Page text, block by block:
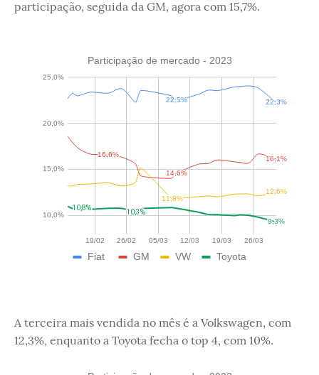
participação, seguida da GM, agora com 15,7%.
A terceira mais vendida no mês é a Volkswagen, com
12,3%, enquanto a Toyota fecha o top 4, com 10%.